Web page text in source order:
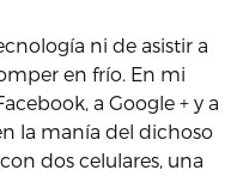
ni de asistir a
en frío. En mi
a Google + y a
la manía del dichoso
dos celulares, una